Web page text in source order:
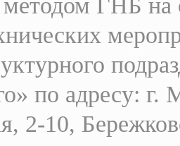
по адресу: г.
2-10,